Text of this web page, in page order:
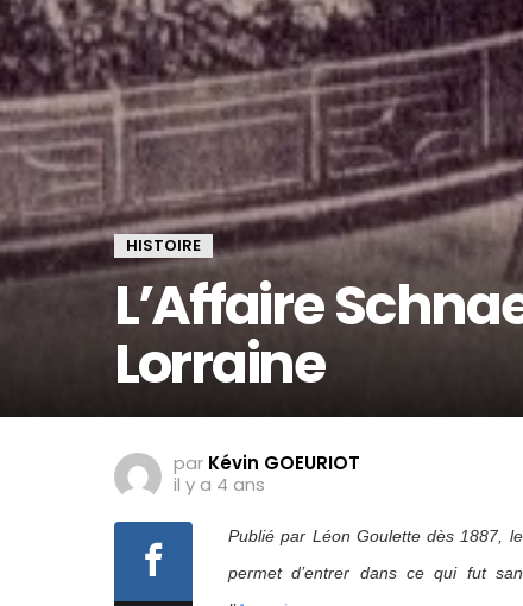
HISTOIRE
L’Affaire
Lorraine
par Kévin GOEURIOT
il y a 4 ans
Publié par Léon Goulette dès 1887,
permet d’entrer dans ce qui fut